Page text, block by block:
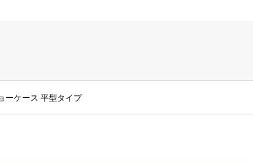
ーケース 平型タイプ